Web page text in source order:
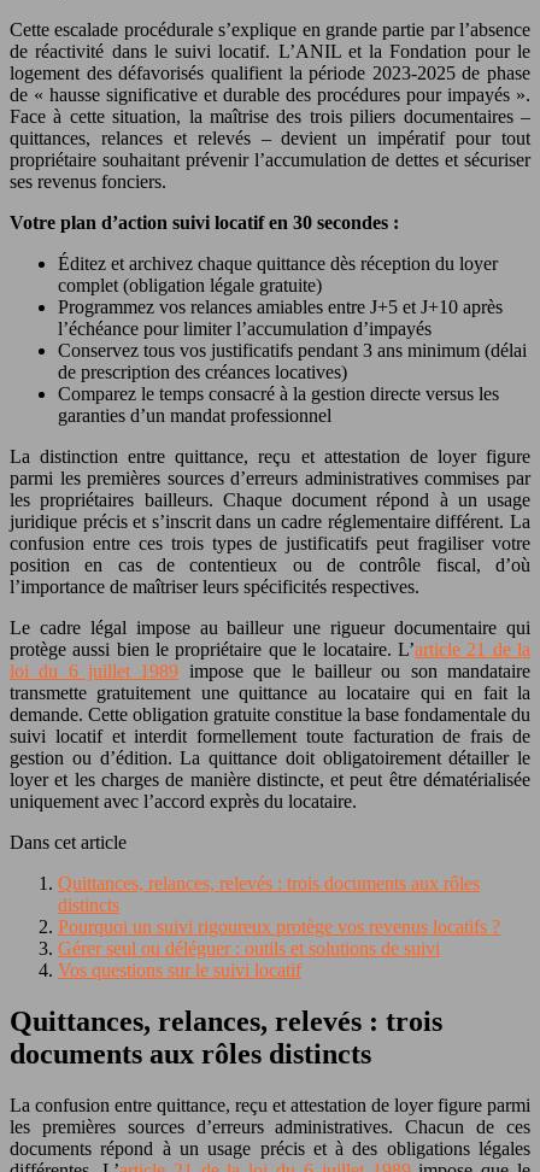
Cette escalade procédurale s’explique en grande partie par l’absence
de réactivité dans le suivi locatif. L’ANIL et la Fondation pour le
logement des défavorisés qualifient la période 2023-2025 de phase
de « hausse significative et durable des procédures pour impayés ».
Face à cette situation, la maîtrise des trois piliers documentaires –
quittances, relances et relevés – devient un impératif pour tout
propriétaire souhaitant prévenir l’accumulation de dettes et sécuriser
ses revenus fonciers.
Votre plan d’action suivi locatif en 30 secondes :
Éditez et archivez chaque quittance dès réception du loyer
complet (obligation légale gratuite)
Programmez vos relances amiables entre J+5 et J+10 après
l’échéance pour limiter l’accumulation d’impayés
Conservez tous vos justificatifs pendant 3 ans minimum (délai
de prescription des créances locatives)
Comparez le temps consacré à la gestion directe versus les
garanties d’un mandat professionnel
La distinction entre quittance, reçu et attestation de loyer figure
parmi les premières sources d’erreurs administratives commises par
les propriétaires bailleurs. Chaque document répond à un usage
juridique précis et s’inscrit dans un cadre réglementaire différent. La
confusion entre ces trois types de justificatifs peut fragiliser votre
position en cas de contentieux ou de contrôle fiscal, d’où
l’importance de maîtriser leurs spécificités respectives.
Le cadre légal impose au bailleur une rigueur documentaire qui
protège aussi bien le propriétaire que le locataire. L’article 21 de la
loi du 6 juillet 1989 impose que le bailleur ou son mandataire
transmette gratuitement une quittance au locataire qui en fait la
demande. Cette obligation gratuite constitue la base fondamentale du
suivi locatif et interdit formellement toute facturation de frais de
gestion ou d’édition. La quittance doit obligatoirement détailler le
loyer et les charges de manière distincte, et peut être dématérialisée
uniquement avec l’accord exprès du locataire.
Dans cet article
Quittances, relances, relevés : trois documents aux rôles
distincts
Pourquoi un suivi rigoureux protège vos revenus locatifs ?
Gérer seul ou déléguer : outils et solutions de suivi
Vos questions sur le suivi locatif
Quittances, relances, relevés : trois
documents aux rôles distincts
La confusion entre quittance, reçu et attestation de loyer figure parmi
les premières sources d’erreurs administratives. Chacun de ces
documents répond à un usage précis et à des obligations légales